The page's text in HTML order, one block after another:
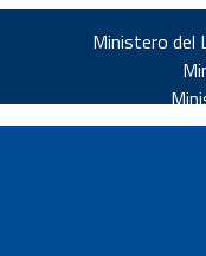
Ministero del